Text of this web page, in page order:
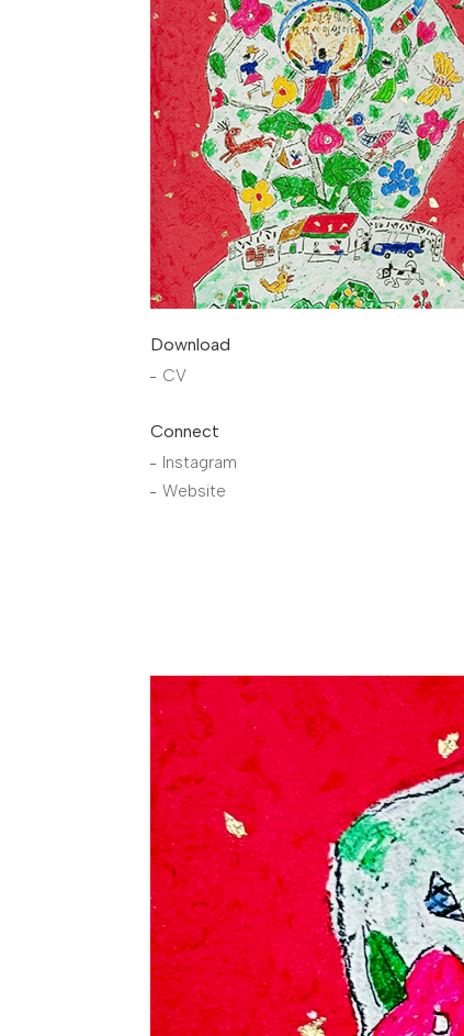
Download
CV
Connect
Instagram
Website